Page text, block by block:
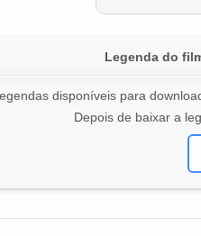
Legenda do
disponíveis para
Depois de baixar a